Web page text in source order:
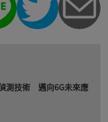
測技術 邁向6G未來應